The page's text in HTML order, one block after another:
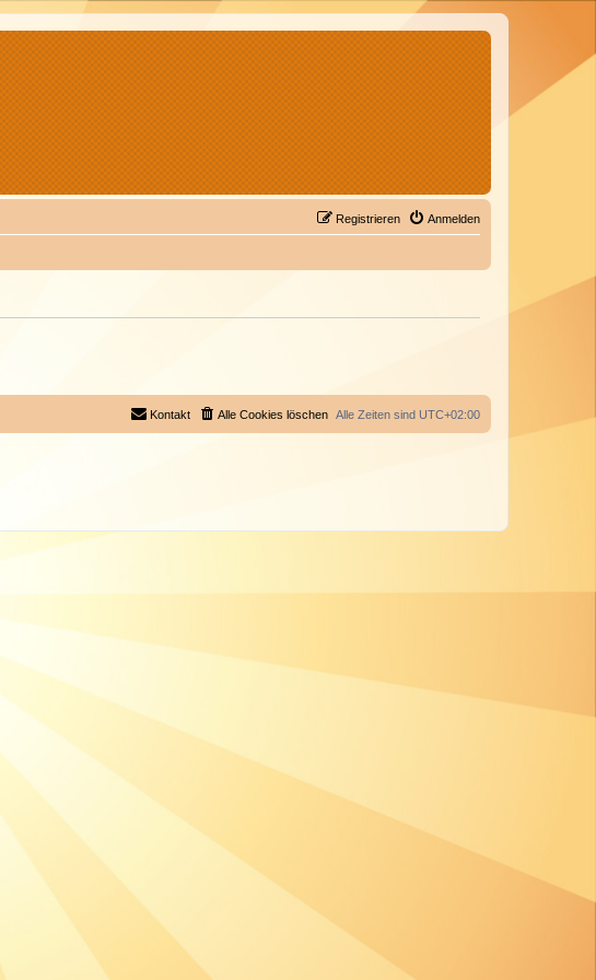
Anmelden
Registrieren
Alle Zeiten sind UTC+02:00
Alle Cookies löschen
Kontakt